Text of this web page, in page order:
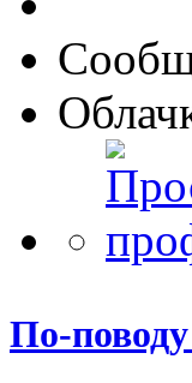
По-